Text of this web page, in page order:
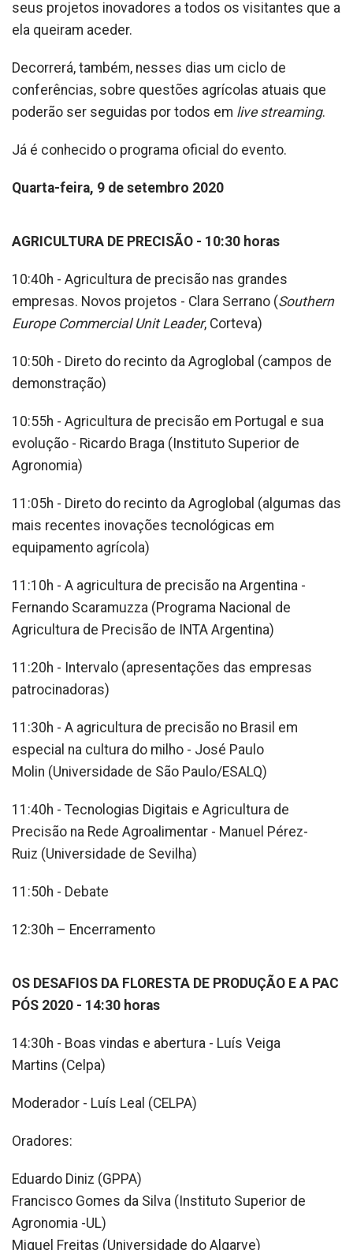
seus projetos inovadores a todos os visitantes que a
ela queiram aceder.
Decorrerá, também, nesses dias um ciclo de
conferências, sobre questões agrícolas atuais que
poderão ser seguidas por todos em live streaming.
Já é conhecido o programa oficial do evento.
Quarta-feira, 9 de setembro 2020
AGRICULTURA DE PRECISÃO - 10:30 horas
10:40h - Agricultura de precisão nas grandes
empresas. Novos projetos - Clara Serrano (Southern
Europe Commercial Unit Leader, Corteva)
10:50h - Direto do recinto da Agroglobal (campos de
demonstração)
10:55h - Agricultura de precisão em Portugal e sua
evolução - Ricardo Braga (Instituto Superior de
Agronomia)
11:05h - Direto do recinto da Agroglobal (algumas das
mais recentes inovações tecnológicas em
equipamento agrícola)
11:10h - A agricultura de precisão na Argentina -
Fernando Scaramuzza (Programa Nacional de
Agricultura de Precisão de INTA Argentina)
11:20h - Intervalo (apresentações das empresas
patrocinadoras)
11:30h - A agricultura de precisão no Brasil em
especial na cultura do milho - José Paulo
Molin (Universidade de São Paulo/ESALQ)
11:40h - Tecnologias Digitais e Agricultura de
Precisão na Rede Agroalimentar - Manuel Pérez-
Ruiz (Universidade de Sevilha)
11:50h - Debate
12:30h – Encerramento
OS DESAFIOS DA FLORESTA DE PRODUÇÃO E A PAC
PÓS 2020 - 14:30 horas
14:30h - Boas vindas e abertura - Luís Veiga
Martins (Celpa)
Moderador - Luís Leal (CELPA)
Oradores:
Eduardo Diniz (GPPA)
Francisco Gomes da Silva (Instituto Superior de
Agronomia -UL)
Miguel Freitas (Universidade do Algarve)